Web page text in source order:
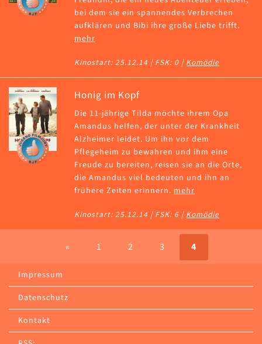
bei dem sie ein spannendes Verbrechen
aufklären und Bibi ihre große Liebe trifft.
mehr
Kinostart: 25.12.14 | FSK: 0 | Komödie
Honig im Kopf
Die 11-jährige Tilda möchte ihrem Opa
Amandus helfen, der unter der Krankheit
Alzheimer leidet. Um ihn vor dem
Pflegeheim zu bewahren und ihm eine
Freude zu bereiten, reisen sie an die Orte,
die Amandus viel bedeuten und ihn an
frühere Zeiten erinnern. mehr
Kinostart: 25.12.14 | FSK: 6 | Komödie
« 1 2 3 4
Impressum
Datenschutz
Kontakt